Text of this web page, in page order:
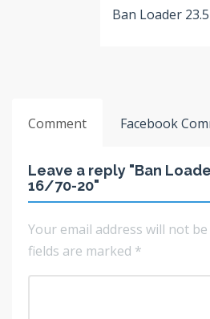
Ban Loader
Comment Facebook
Leave a reply "Ban
16/70-20"
Your email address will not
fields are marked *